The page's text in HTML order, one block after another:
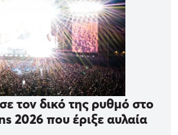
τον δικό της ρυθμό στο
2026 που έριξε αυλαία